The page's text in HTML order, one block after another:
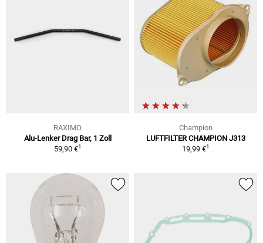
RAXIMO
Alu-Lenker Drag Bar, 1 Zoll
59,90 €1
Champion
LUFTFILTER CHAMPION J313
19,99 €1